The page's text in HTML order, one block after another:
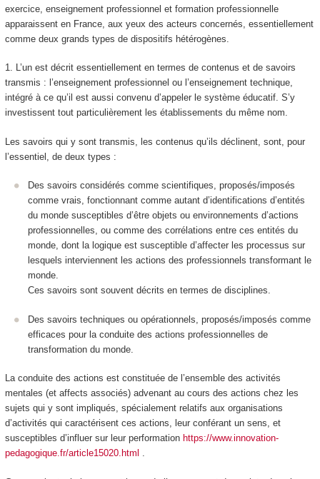
exercice, enseignement professionnel et formation professionnelle
apparaissent en France, aux yeux des acteurs concernés, essentiellement
comme deux grands types de dispositifs hétérogènes.
1. L’un est décrit essentiellement en termes de contenus et de savoirs
transmis : l’enseignement professionnel ou l’enseignement technique,
intégré à ce qu’il est aussi convenu d’appeler le système éducatif. S’y
investissent tout particulièrement les établissements du même nom.
Les savoirs qui y sont transmis, les contenus qu’ils déclinent, sont, pour
l’essentiel, de deux types :
Des savoirs considérés comme scientifiques, proposés/imposés
comme vrais, fonctionnant comme autant d’identifications d’entités
du monde susceptibles d’être objets ou environnements d’actions
professionnelles, ou comme des corrélations entre ces entités du
monde, dont la logique est susceptible d’affecter les processus sur
lesquels interviennent les actions des professionnels transformant le
monde.
Ces savoirs sont souvent décrits en termes de disciplines.
Des savoirs techniques ou opérationnels, proposés/imposés comme
efficaces pour la conduite des actions professionnelles de
transformation du monde.
La conduite des actions est constituée de l’ensemble des activités
mentales (et affects associés) advenant au cours des actions chez les
sujets qui y sont impliqués, spécialement relatifs aux organisations
d’activités qui caractérisent ces actions, leur conférant un sens, et
susceptibles d’influer sur leur performation https://www.innovation-
pedagogique.fr/article15020.html .